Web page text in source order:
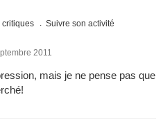
critiques Suivre son activité
2011
mais je ne pense pas que